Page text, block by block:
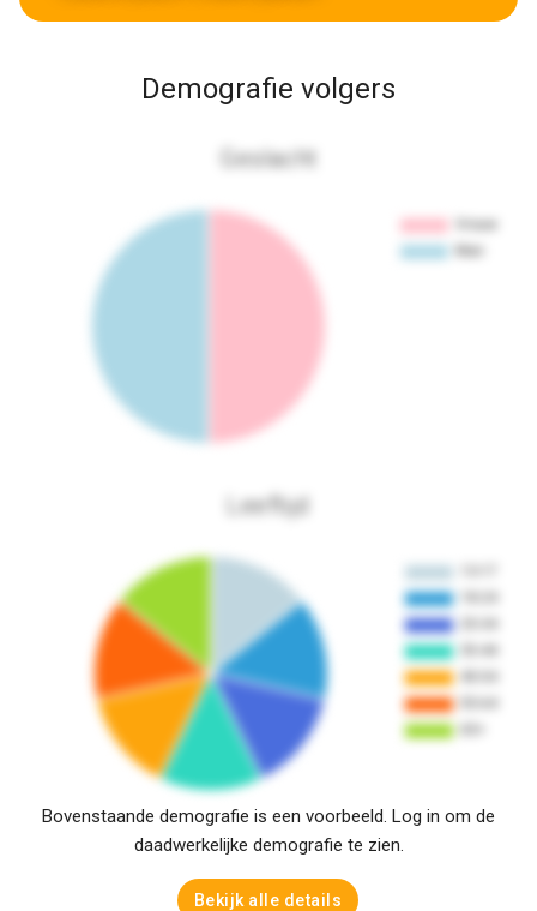
Demografie volgers
Geslacht
Leeftijd
Bovenstaande demografie is een voorbeeld. Log in om de
daadwerkelijke demografie te zien.
Bekijk alle details